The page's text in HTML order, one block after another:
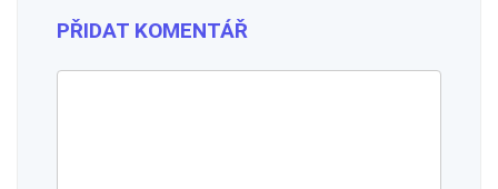
PŘIDAT KOMENTÁŘ